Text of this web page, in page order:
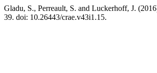
Gladu, S., Perreault, S. and Luckerhoff, J.
39. doi: 10.26443/crae.v43i1.15.